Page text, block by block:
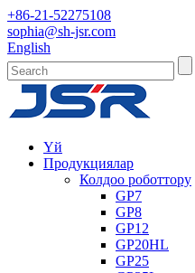
+86-21-52275108
sophia@sh-jsr.com
English
Үй
Продукциялар
Колдоо роботтору
GP7
GP8
GP12
GP20HL
GP25